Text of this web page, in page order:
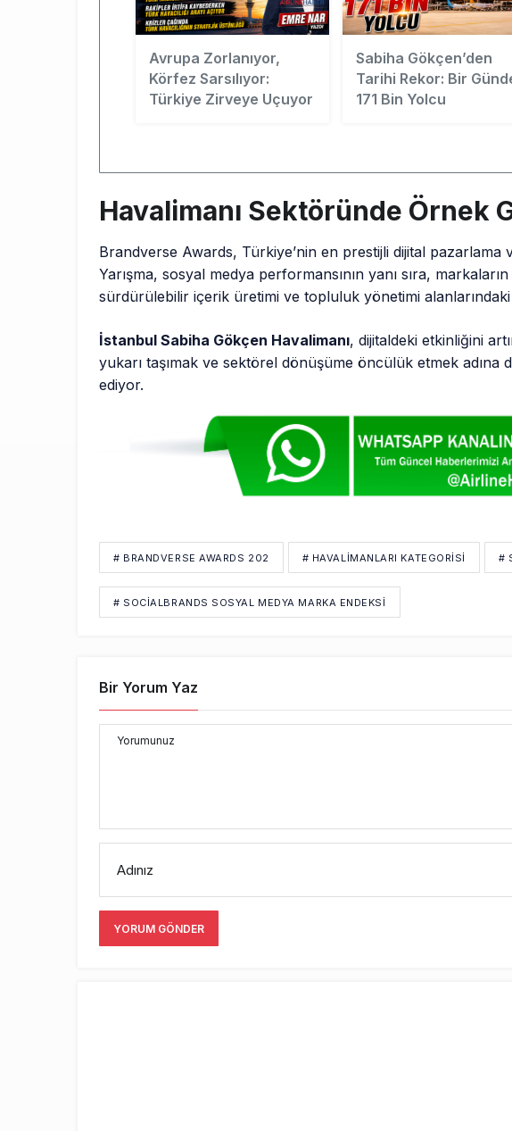
Avrupa Zorlanıyor,
Körfez Sarsılıyor:
Türkiye Zirveye Uçuyor
Sabiha Gökçen’den
Tarihi Rekor: Bir
171 Bin Yolcu
Havalimanı Sektöründe Örnek
Brandverse Awards, Türkiye’nin en prestijli dijital pazarlama
Yarışma, sosyal medya performansının yanı sıra,
sürdürülebilir içerik üretimi ve topluluk yönetimi alanlarındaki
İstanbul Sabiha Gökçen Havalimanı, dijitaldeki etkinliğini
yukarı taşımak ve sektörel dönüşüme öncülük etmek adına
ediyor.
# BRANDVERSE AWARDS 202 # HAVALIMANLARI KATEGORISI #
# SOCIALBRANDS SOSYAL MEDYA MARKA ENDEKSI
Bir Yorum Yaz
Yorumunuz
Adınız
YORUM GÖNDER